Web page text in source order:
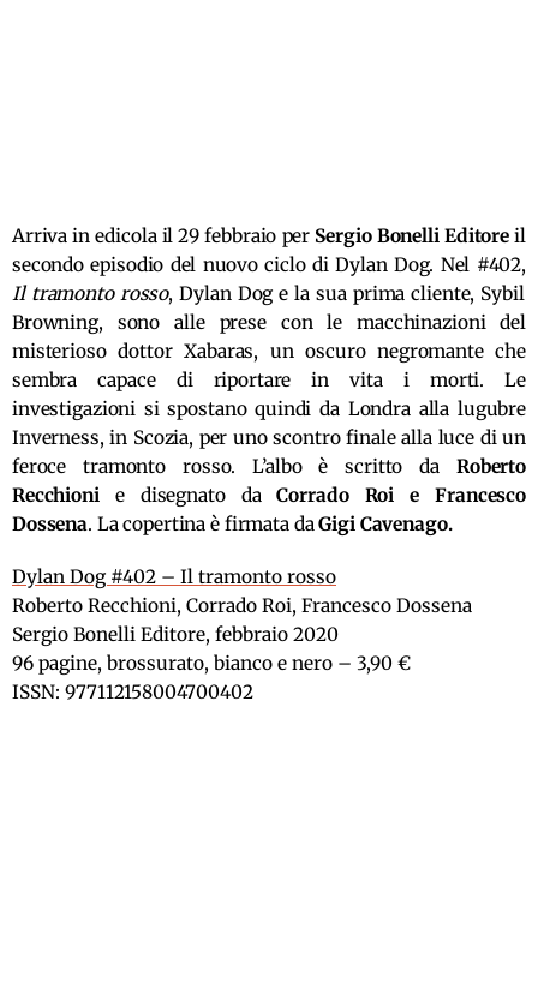
Arriva in edicola il 29 febbraio per Sergio Bonelli Editore il
secondo episodio del nuovo ciclo di Dylan Dog. Nel #402,
Il tramonto rosso, Dylan Dog e la sua prima cliente, Sybil
Browning, sono alle prese con le macchinazioni del
misterioso dottorXabaras, un oscuro negromante che
sembra capace di riportare in vita i morti. Le
investigazioni si spostano quindi da Londra alla lugubre
Inverness, in Scozia, per uno scontro finale alla luce di un
feroce tramonto rosso. L’albo è scritto da Roberto
Recchioni e disegnato da Corrado Roi e Francesco
Dossena. La copertina è firmata da Gigi Cavenago.
Dylan Dog #402 – Il tramonto rosso
Roberto Recchioni, Corrado Roi, Francesco Dossena
Sergio Bonelli Editore, febbraio 2020
96 pagine, brossurato, bianco e nero – 3,90 €
ISSN: 977112158004700402